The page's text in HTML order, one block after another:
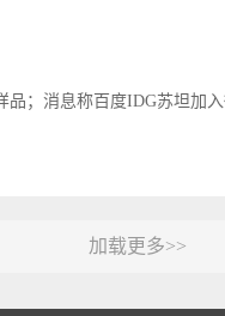
品；消息称百度IDG苏坦加
加载更多>>